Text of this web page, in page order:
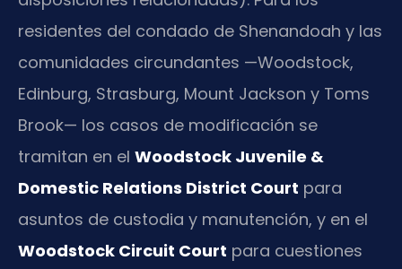
residentes del condado de Shenandoah y las
comunidades circundantes —Woodstock,
Edinburg, Strasburg, Mount Jackson y Toms
Brook— los casos de modificación se
tramitan en el Woodstock Juvenile &
Domestic Relations District Court para
asuntos de custodia y manutención, y en el
Woodstock Circuit Court para cuestiones